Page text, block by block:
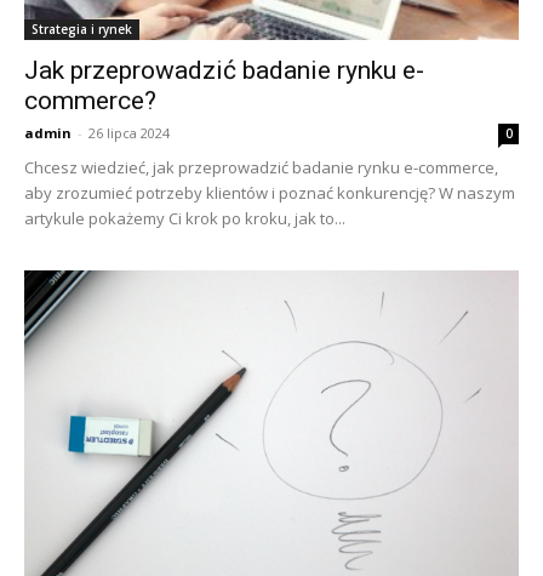
Strategia i rynek
Jak przeprowadzić badanie rynku e-
commerce?
admin - 26 lipca 2024 0
Chcesz wiedzieć, jak przeprowadzić badanie rynku e-commerce,
aby zrozumieć potrzeby klientów i poznać konkurencję? W naszym
artykule pokażemy Ci krok po kroku, jak to...